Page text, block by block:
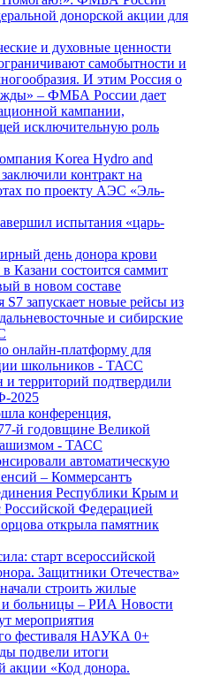
донорской акции для
и духовные ценности
самобытности и
И этим Россия о
– ФМБА России дает
кампании,
исключительную роль
Korea Hydro and
контракт на
по проекту АЭС «Эль-
испытания «царь-
день донора крови
в Казани состоится саммит
в новом составе
запускает новые рейсы из
и сибирские
онлайн-платформу для
школьников - ТАСС
и территорий подтвердили
2025
конференция,
й годовщине Великой
- ТАСС
автоматическую
– Коммерсантъ
Республики Крым и
Российской Федерацией
открыла памятник
старт всероссийской
Защитники Отечества»
строить жилые
больницы – РИА Новости
мероприятия
фестиваля НАУКА 0+
подвели итоги
акции «Код донора.